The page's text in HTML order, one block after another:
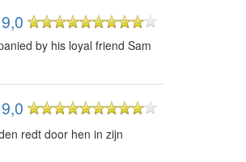
9,0
by his loyal friend Sam
9,0
redt door hen in zijn